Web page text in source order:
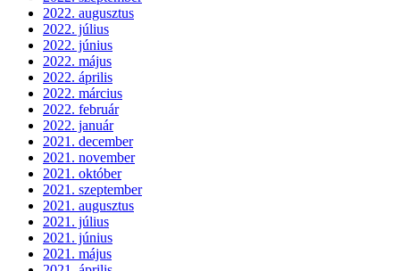
2022. augusztus
2022. július
2022. június
2022. május
2022. április
2022. március
2022. február
2022. január
2021. december
2021. november
2021. október
2021. szeptember
2021. augusztus
2021. július
2021. június
2021. május